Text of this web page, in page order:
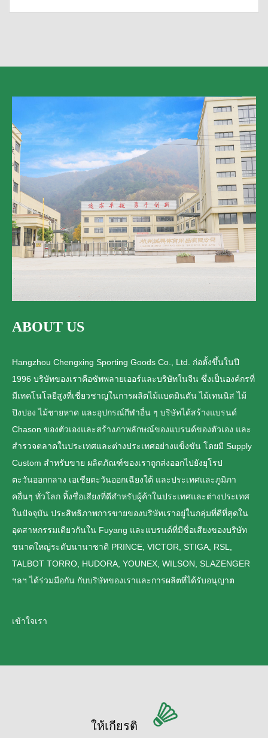
ABOUT US
Hangzhou Chengxing Sporting Goods Co., Ltd. ก่อตั้งขึ้นในปี
1996 บริษัทของเราคือซัพพลายเออร์และบริษัทในจีน ซึ่งเป็นองค์กรที่
มีเทคโนโลยีสูงที่เชี่ยวชาญในการผลิตไม้แบดมินตัน ไม้เทนนิส ไม้
ปิงปอง ไม้ชายหาด และอุปกรณ์กีฬาอื่น ๆ บริษัทได้สร้างแบรนด์
Chason ของตัวเองและสร้างภาพลักษณ์ของแบรนด์ของตัวเอง และ
สำรวจตลาดในประเทศและต่างประเทศอย่างแข็งขัน โดยมี Supply
Custom สำหรับขาย ผลิตภัณฑ์ของเราถูกส่งออกไปยังยุโรป
ตะวันออกกลาง เอเชียตะวันออกเฉียงใต้ และประเทศและภูมิภา
คอื่นๆ ทั่วโลก ทิ้งชื่อเสียงที่ดีสำหรับผู้ค้าในประเทศและต่างประเทศ
ในปัจจุบัน ประสิทธิภาพการขายของบริษัทเราอยู่ในกลุ่มที่ดีที่สุดใน
อุตสาหกรรมเดียวกันใน Fuyang และแบรนด์ที่มีชื่อเสียงของบริษัท
ขนาดใหญ่ระดับนานาชาติ PRINCE, VICTOR, STIGA, RSL,
TALBOT TORRO, HUDORA, YOUNEX, WILSON, SLAZENGER
ฯลฯ ได้ร่วมมือกัน กับบริษัทของเราและการผลิตที่ได้รับอนุญาต
เข้าใจเรา
ให้เกียรติ